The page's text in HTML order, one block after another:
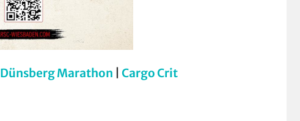
Dünsberg Marathon Cargo Crit